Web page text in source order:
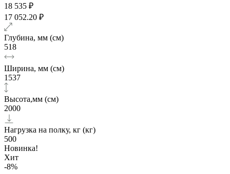
18 535 ₽
17 052.20 ₽
Глубина, мм (см)
518
Ширина, мм (см)
1537
Высота,мм (см)
2000
Нагрузка на полку, кг (кг)
500
Новинка!
Хит
-8%